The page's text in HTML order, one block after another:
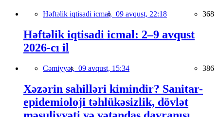
Həftəlik iqtisadi icmal, 09 avqust, 22:18 368
Həftəlik iqtisadi icmal: 2–9 avqust
2026-cı il
Cəmiyyət, 09 avqust, 15:34 386
Xəzərin sahilləri kimindir? Sanitar-
epidemioloji təhlükəsizlik, dövlət